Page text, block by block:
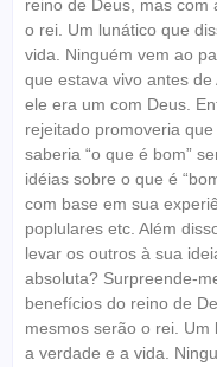
reino de Deus, mas com
o rei. Um lunático que
vida. Ninguém vem ao
que estava vivo antes
ele era um com Deus.
rejeitado promoveria
saberia “o que é bom”
idéias sobre o que é
com base em sua
poplulares etc. Além
levar os outros à sua
absoluta? Surpreende-
benefícios do reino de
mesmos serão o rei. Um
a verdade e a vida.